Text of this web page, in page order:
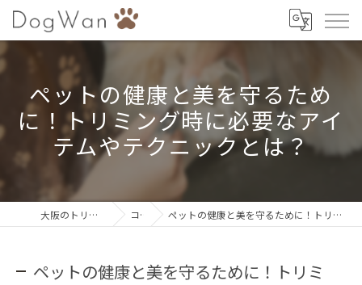
ペットの健康と美を守るため
に！トリミング時に必要なアイ
テムやテクニックとは？
大阪のトリミングならDogWan コラム ペットの健康と美を守るために！トリミング時に必要なアイテムやテクニックとは？
ペットの健康と美を守るために！トリミ